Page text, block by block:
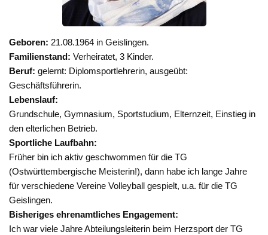
Geboren: 21.08.1964 in Geislingen.
Familienstand: Verheiratet, 3 Kinder.
Beruf: gelernt: Diplomsportlehrerin, ausgeübt:
Geschäftsführerin.
Lebenslauf:
Grundschule, Gymnasium, Sportstudium, Elternzeit, Einstieg in
den elterlichen Betrieb.
Sportliche Laufbahn:
Früher bin ich aktiv geschwommen für die TG
(Ostwürttembergische Meisterin!), dann habe ich lange Jahre
für verschiedene Vereine Volleyball gespielt, u.a. für die TG
Geislingen.
Bisheriges ehrenamtliches Engagement:
Ich war viele Jahre Abteilungsleiterin beim Herzsport der TG